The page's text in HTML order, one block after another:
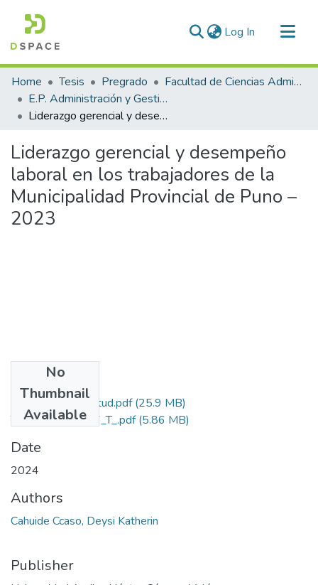
Log In (current)
Communities & Collections
All of DSpace
Statistics
Home Tesis Pregrado
Facultad de Ciencias Administrativas
E.P. Administración y Gestión Pública
Liderazgo gerencial y desempeño laboral en los trabajadores de la Municipalidad Provincial de Puno – 2023
Liderazgo gerencial y desempeño
laboral en los trabajadores de la
Municipalidad Provincial de Puno –
2023
No
Thumbnail
Available
Grado de Similitud.pdf(25.9 MB)
T036_71061717_T_.pdf(5.86 MB)
Date
2024
Authors
Cahuide Ccaso, Deysi Katherin
Publisher